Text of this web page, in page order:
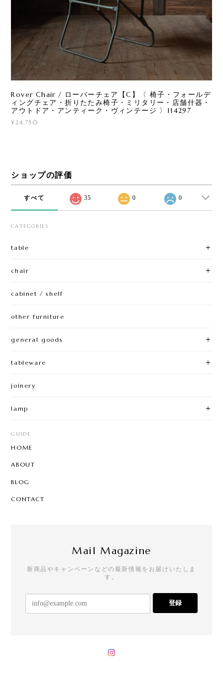
Rover Chair / ローバーチェア【C】〈 椅子・フォールデ
ィングチェア・折りたたみ椅子・ミリタリー・店舗什器・
アウトドア・アンティーク・ヴィンテージ 〉114297
¥24,750
ショップの評価
すべて 35 0 0
CATEGORIES
table
chair
cabinet / shelf
other furniture
general goods
tableware
joinery
lamp
GUIDE
HOME
ABOUT
BLOG
CONTACT
Mail Magazine
新商品やキャンペーンなどの最新情報をお届けいたしま
す。
登録